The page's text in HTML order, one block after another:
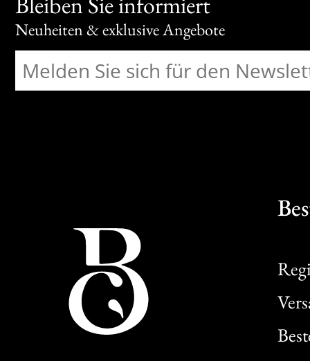
Neuheiten & exklusive Angebote